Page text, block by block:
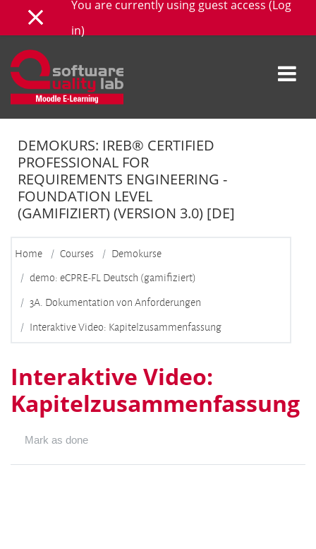
Skip to main content
Side panel
You are currently using guest access (Log
in)
DEMOKURS: IREB® CERTIFIED
PROFESSIONAL FOR
REQUIREMENTS ENGINEERING -
FOUNDATION LEVEL
(GAMIFIZIERT) (VERSION 3.0) [DE]
Home Courses
Demokurse
demo: eCPRE-FL Deutsch (gamifiziert)
3A. Dokumentation von Anforderungen
Interaktive Video: Kapitelzusammenfassung
Interaktive Video:
Kapitelzusammenfassung
Mark as done